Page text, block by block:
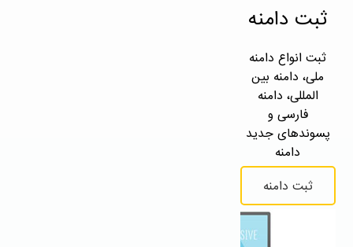
ثبت دامنه
ثبت انواع دامنه
ملی، دامنه بین
المللی، دامنه
فارسی و
پسوندهای جدید
دامنه
ثبت دامنه